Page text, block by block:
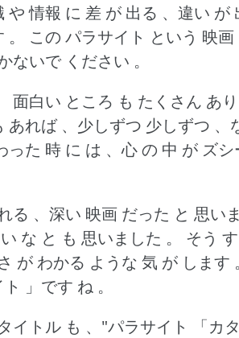
情報 に 差 が 出る 、違い が
この パラサイト という 映
ないで ください 。
面白い ところ も たくさん あり
れば 、少しずつ 少しずつ 、
った 時 に は 、心 の 中 が ズ
、深い 映画 だった と 思いま
な と も 思いました 。
そう
が わかる ような 気 が します 。
」です ね 。
イトル も 、"パラサイト 「カ